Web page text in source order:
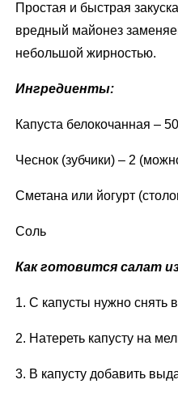
Простая и быстрая
вредный майонез
небольшой жирностью.
Ингредиенты:
Капуста белокочанная –
Чеснок (зубчики) – 2
Сметана или йогурт
Соль
Как готовится салат
1. С капусты нужно снять
2. Натереть капусту на
3. В капусту добавить